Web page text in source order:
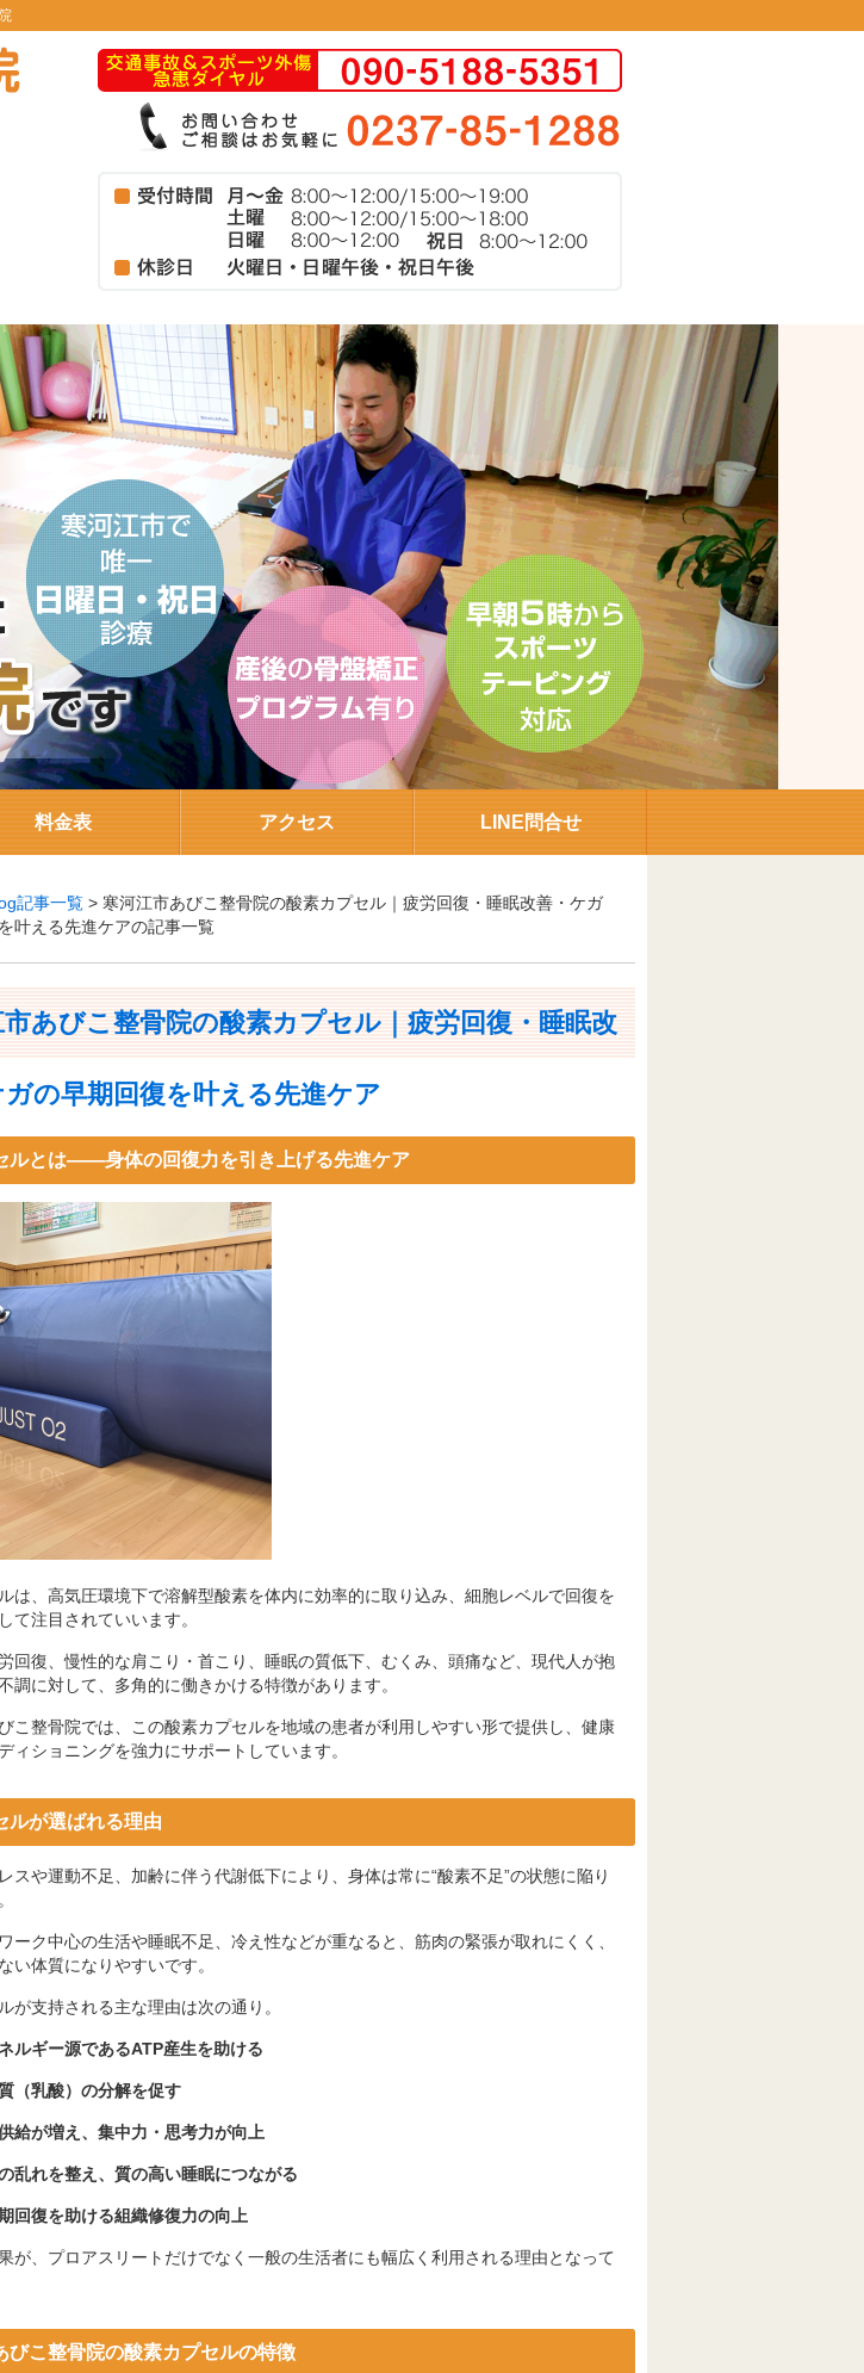
料金表 アクセス LINE問合せ
記事一覧 > 寒河江市あびこ整骨院の酸素カプセル｜疲労回復・睡眠改善・ケガ
叶える先進ケアの記事一覧
あびこ整骨院の酸素カプセル｜疲労回復・睡眠改
の早期回復を叶える先進ケア
ルとは——身体の回復力を引き上げる先進ケア
は、高気圧環境下で溶解型酸素を体内に効率的に取り込み、細胞レベルで回復を
て注目されていいます。
回復、慢性的な肩こり・首こり、睡眠の質低下、むくみ、頭痛など、現代人が抱
調に対して、多角的に働きかける特徴があります。
こ整骨院では、この酸素カプセルを地域の患者が利用しやすい形で提供し、健康
ィショニングを強力にサポートしています。
ルが選ばれる理由
スや運動不足、加齢に伴う代謝低下により、身体は常に“酸素不足”の状態に陥り
ーク中心の生活や睡眠不足、冷え性などが重なると、筋肉の緊張が取れにくく、
い体質になりやすいです。
が支持される主な理由は次の通り。
ルギー源であるATP産生を助ける
（乳酸）の分解を促す
給が増え、集中力・思考力が向上
乱れを整え、質の高い睡眠につながる
回復を助ける組織修復力の向上
が、プロアスリートだけでなく一般の生活者にも幅広く利用される理由となって
びこ整骨院の酸素カプセルの特徴